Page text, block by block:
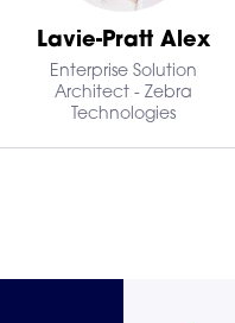
Lavie-Pratt Alex
Enterprise Solution
Architect - Zebra
Technologies